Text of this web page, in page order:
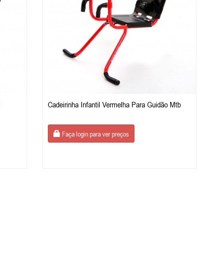
Cadeirinha Infantil Vermelha Para Guidão Mtb
Faça login para ver preços